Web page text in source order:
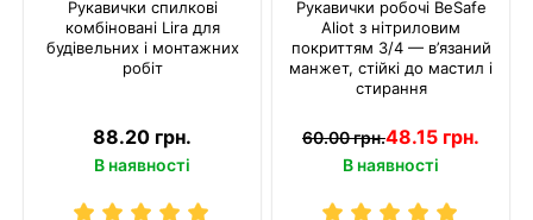
Рукавички спилкові
комбіновані Lira для
будівельних і монтажних
робіт
88.20 грн.
В наявності
Рукавички робочі BeSafe
Aliot з нітриловим
покриттям 3/4 — в’язаний
манжет, стійкі до мастил і
стирання
48.15 грн.
60.00 грн.
В наявності